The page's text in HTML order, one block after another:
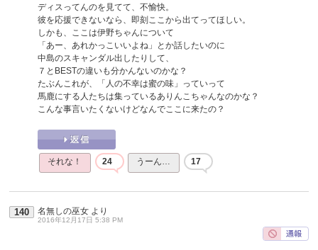
ディスってんのを見てて、不愉快。
彼を応援できないなら、即刻ここから出てってほしい。
しかも、ここは伊野ちゃんについて
「あー、あれかっこいいよね」とか話したいのに
中島のスキャンダル出したりして、
７とBESTの違いも分かんないのかな？
たぶんこれが、「人の不幸は蜜の味」っていって
馬鹿にする人たちは集っているありんこちゃんなのかな？
こんな事言いたくないけどなんでここに来たの？
それな！ 24 うーん… 17
140 名無しの巫女 より
2016年12月17日 5:38 PM